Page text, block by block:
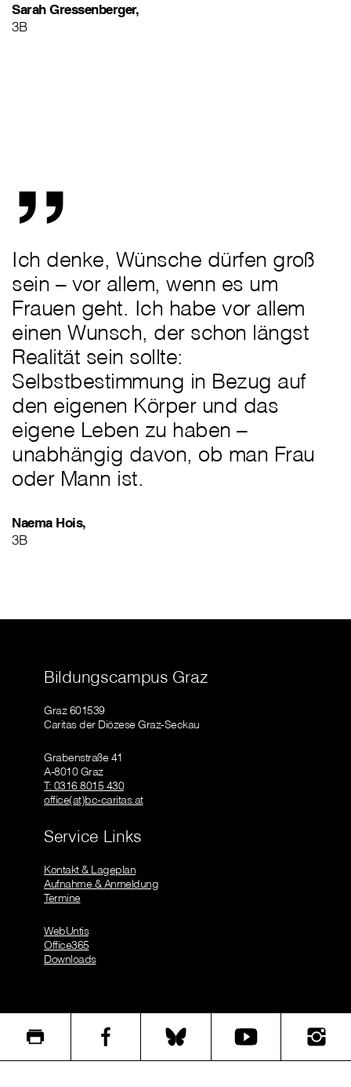
Sarah Gressenberger,
3B
„
Ich denke, Wünsche dürfen groß
sein – vor allem, wenn es um
Frauen geht. Ich habe vor allem
einen Wunsch, der schon längst
Realität sein sollte:
Selbstbestimmung in Bezug auf
den eigenen Körper und das
eigene Leben zu haben –
unabhängig davon, ob man Frau
oder Mann ist.
Naema Hois,
3B
Bildungscampus Graz
Graz 601539
Caritas der Diözese Graz-Seckau
Grabenstraße 41
A-8010 Graz
T: 0316 8015 430
office(at)bc-caritas.at
Service Links
Kontakt & Lageplan
Aufnahme & Anmeldung
Termine
WebUntis
Office365
Downloads